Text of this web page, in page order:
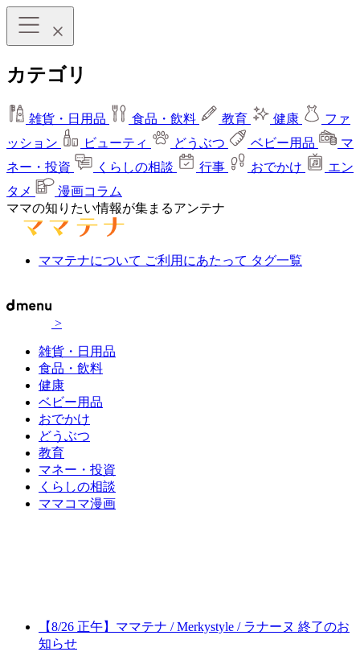
カテゴリ
雑貨・日用品 食品・飲料 教育 健康
ファ
ッション
ビューティ どうぶつ ベビー用品
マ
ネー・投資
くらしの相談 行事 おでかけ
エン
タメ
漫画コラム
ママの知りたい情報が集まるアンテナ
ママテナについて ご利用にあたって タグ一覧
>
雑貨・日用品
食品・飲料
健康
ベビー用品
おでかけ
どうぶつ
教育
マネー・投資
くらしの相談
ママコマ漫画
【8/26 正午】ママテナ / Merkystyle / ラナーヌ 終了のお
知らせ